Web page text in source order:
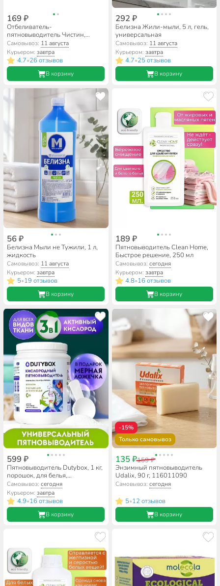
169 ₽
Отбеливатель-
пятновыводитель Чистин,
Омега, 950 г, гель
Самовывоз: 11 августа
Курьером:завтра
4.7•26 отзывов
В корзину
292 ₽
Белизна Жили-мыли, 5 л, гель,
универсальная
Самовывоз: 11 августа
Курьером: завтра
4.7•25 отзывов
В корзину
56 ₽
Белизна Мыли не Тужили, 1 л,
жидкость
Самовывоз: 11 августа
Курьером:завтра
5•19 отзывов
В корзину
189 ₽
Пятновыводитель Clean Home,
Быстрое решение, 250 мл
Самовывоз: сегодня
Курьером: завтра
4.8•16 отзывов
В корзину
599 ₽
Пятновыводитель Dutybox, 1 кг,
порошок, для белья,
кислородный, db-5141
Самовывоз:сегодня
Курьером:завтра
4.9•16 отзывов
В корзину
-15%
Только самовывоз
135 ₽159 ₽
Энзимный пятновыводитель
Udalix, 90 г, 116011090
Самовывоз: сегодня
5•12 отзывов
В корзину